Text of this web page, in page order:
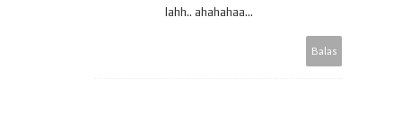
lahh.. ahahahaa...
Balas